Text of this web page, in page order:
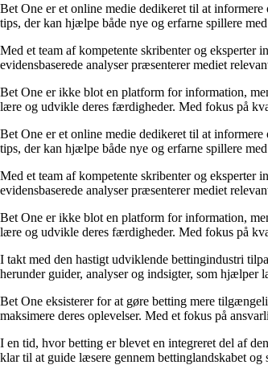
Bet One er et online medie dedikeret til at
tips, der kan hjælpe både nye og erfarne spillere
Med et team af kompetente skribenter og eksperter
evidensbaserede analyser præsenterer mediet
Bet One er ikke blot en platform for information,
lære og udvikle deres færdigheder. Med fokus på
Bet One er et online medie dedikeret til at
tips, der kan hjælpe både nye og erfarne spillere
Med et team af kompetente skribenter og eksperter
evidensbaserede analyser præsenterer mediet
Bet One er ikke blot en platform for information,
lære og udvikle deres færdigheder. Med fokus på
I takt med den hastigt udviklende bettingindustri
herunder guider, analyser og indsigter, som hjælper
Bet One eksisterer for at gøre betting mere
maksimere deres oplevelser. Med et fokus på
I en tid, hvor betting er blevet en integreret del af
klar til at guide læsere gennem bettinglandskabet og